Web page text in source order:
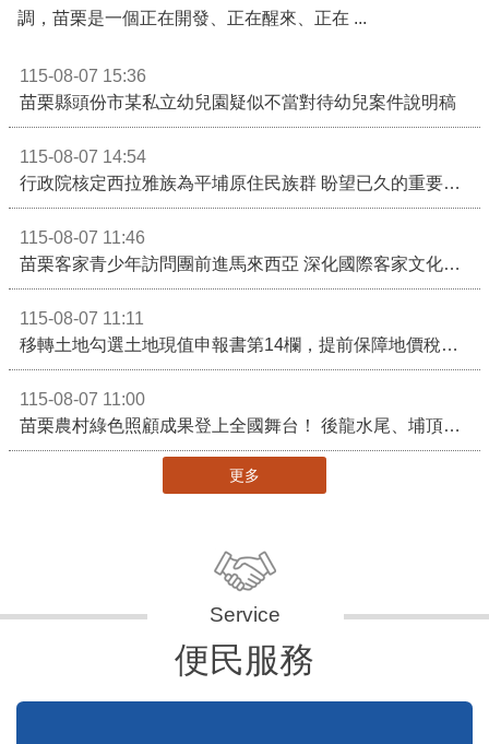
調，苗栗是一個正在開發、正在醒來、正在 ...
115-08-07 15:36
苗栗縣頭份市某私立幼兒園疑似不當對待幼兒案件說明稿
115-08-07 14:54
行政院核定西拉雅族為平埔原住民族群 盼望已久的重要時刻到來！8月13日起受理民族成員名冊登記
115-08-07 11:46
苗栗客家青少年訪問團前進馬來西亞 深化國際客家文化交流
115-08-07 11:11
移轉土地勾選土地現值申報書第14欄，提前保障地價稅節稅權益
115-08-07 11:00
苗栗農村綠色照顧成果登上全國舞台！ 後龍水尾、埔頂社區前進2026高齡健康產業博覽會
更多
便民服務